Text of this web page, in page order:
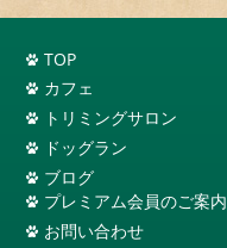
TOP
カフェ
トリミングサロン
ドッグラン
ブログ
プレミアム会員のご案内
お問い合わせ